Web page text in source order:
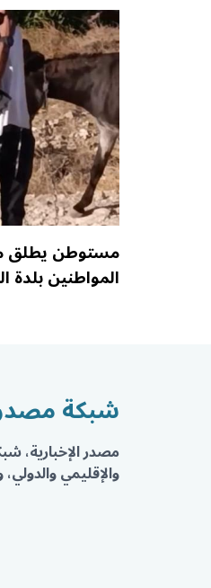
مستوطن يطلق
المواطنين بلدة
شبكة مصدر
مصدر الإخبارية،
والإقليمي